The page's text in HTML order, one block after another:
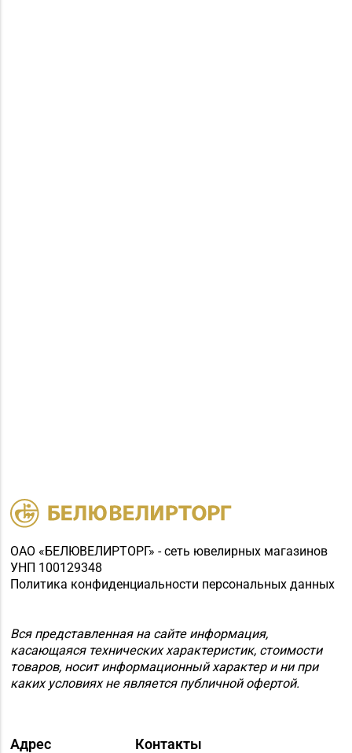
ОАО «БЕЛЮВЕЛИРТОРГ» - сеть ювелирных магазинов
УНП 100129348
Политика конфиденциальности персональных данных
Вся представленная на сайте информация,
касающаяся технических характеристик, стоимости
товаров, носит информационный характер и ни при
каких условиях не является публичной офертой.
Адрес Контакты